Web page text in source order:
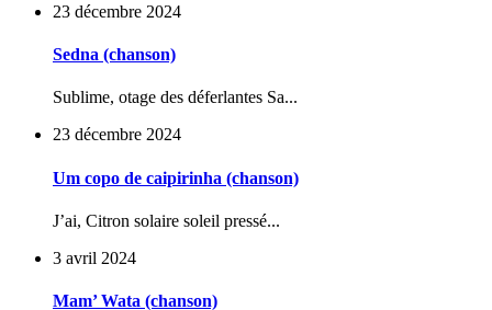
23 décembre 2024
Sedna (chanson)
Sublime, otage des déferlantes Sa...
23 décembre 2024
Um copo de caipirinha (chanson)
J’ai, Citron solaire soleil pressé...
3 avril 2024
Mam’ Wata (chanson)